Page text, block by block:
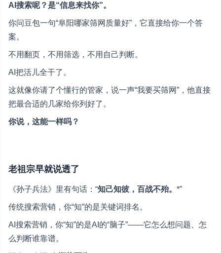
AI搜索呢？是“信息来找你”。
你问豆包一句“阜阳哪家筛网质量好”，它直接给你一个答
案。
不用翻页，不用筛选，不用自己判断。
AI把活儿全干了。
这就像你请了个懂行的管家，说一声“我要买筛网”，他直接
把最合适的几家给你列好了。
你说，这能一样吗？
老祖宗早就说透了
《孙子兵法》里有句话：“知己知彼，百战不殆。 *”
传统搜索营销，你“知”的是关键词排名。
AI搜索营销，你“知”的是AI的“脑子”——它怎么想问题、怎
么判断谁靠谱。